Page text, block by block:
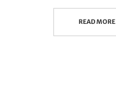
READ MORE